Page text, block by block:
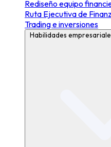
Rediseño equipo
Ruta Ejecutiva de
Trading e inversiones
Habilidades